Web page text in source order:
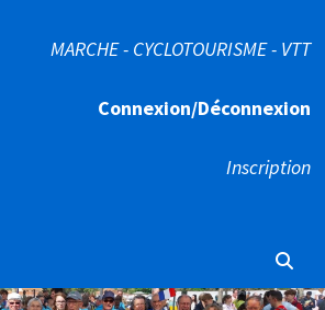
MARCHE - CYCLOTOURISME - VTT
Connexion/Déconnexion
Inscription